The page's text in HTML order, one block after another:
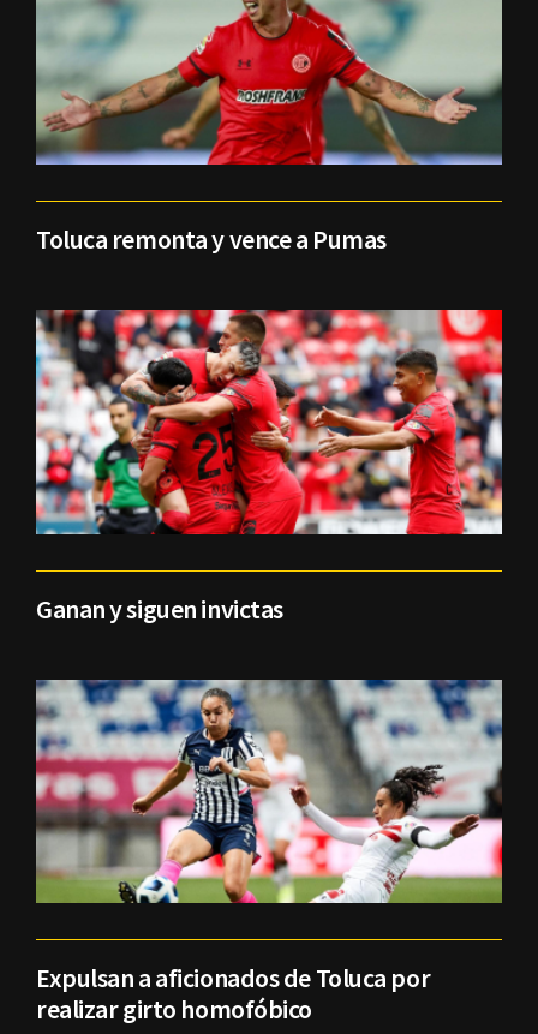
Toluca remonta y vence a Pumas
Ganan y siguen invictas
Expulsan a aficionados de Toluca por
realizar girto homofóbico